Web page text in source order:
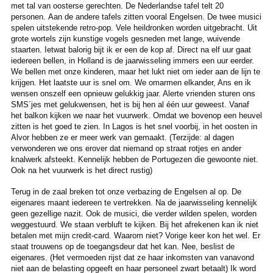
met tal van oosterse gerechten. De Nederlandse tafel telt 20
personen. Aan de andere tafels zitten vooral Engelsen. De twee musici
spelen uitstekende retro-pop. Vele heildronken worden uitgebracht. Uit
grote wortels zijn kunstige vogels gesneden met lange, wuivende
staarten. Ietwat balorig bijt ik er een de kop af. Direct na elf uur gaat
iedereen bellen, in Holland is de jaarwisseling immers een uur eerder.
We bellen met onze kinderen, maar het lukt niet om ieder aan de lijn te
krijgen. Het laatste uur is snel om. We omarmen elkander, Ans en ik
wensen onszelf een opnieuw gelukkig jaar. Alerte vrienden sturen ons
SMS´jes met gelukwensen, het is bij hen al één uur geweest. Vanaf
het balkon kijken we naar het vuurwerk. Omdat we bovenop een heuvel
zitten is het goed te zien. In Lagos is het snel voorbij, in het oosten in
Alvor hebben ze er meer werk van gemaakt. (Terzijde: al dagen
verwonderen we ons erover dat niemand op straat rotjes en ander
knalwerk afsteekt. Kennelijk hebben de Portugezen die gewoonte niet.
Ook na het vuurwerk is het direct rustig)
Terug in de zaal breken tot onze verbazing de Engelsen al op. De
eigenares maant iedereen te vertrekken. Na de jaarwisseling kennelijk
geen gezellige nazit. Ook de musici, die verder wilden spelen, worden
weggestuurd. We staan verbluft te kijken. Bij het afrekenen kan ik niet
betalen met mijn credit-card. Waarom niet? Vorige keer kon het wel. Er
staat trouwens op de toegangsdeur dat het kan. Nee, beslist de
eigenares. (Het vermoeden rijst dat ze haar inkomsten van vanavond
niet aan de belasting opgeeft en haar personeel zwart betaalt) Ik word